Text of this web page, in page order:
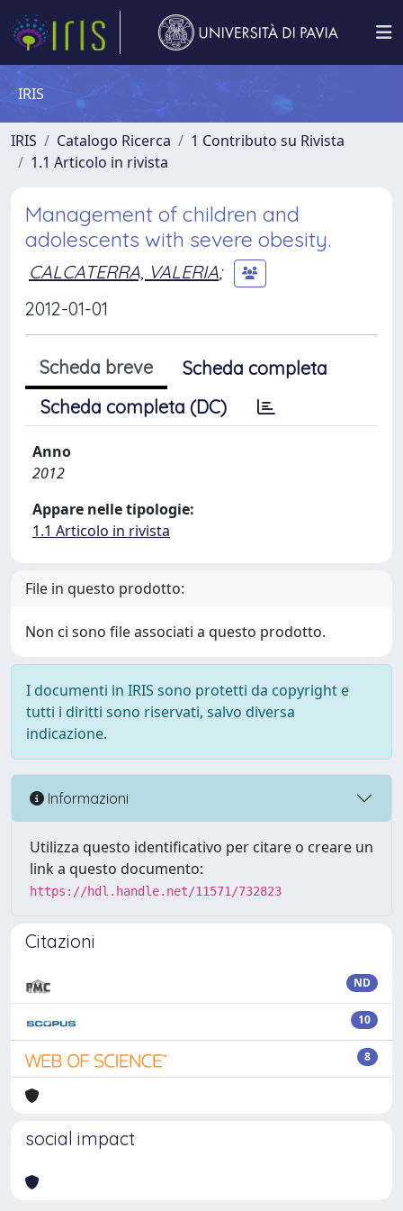
IRIS
IRIS Catalogo Ricerca
1 Contributo su Rivista
1.1 Articolo in rivista
Management of children and
adolescents with severe obesity.
CALCATERRA, VALERIA;
2012-01-01
Scheda breve
Scheda completa
Scheda completa (DC)
Anno
2012
Appare nelle tipologie:
1.1 Articolo in rivista
File in questo prodotto:
Non ci sono file associati a questo prodotto.
I documenti in IRIS sono protetti da copyright e
tutti i diritti sono riservati, salvo diversa
indicazione.
Informazioni
Utilizza questo identificativo per citare o creare un
link a questo documento:
https://hdl.handle.net/11571/732823
Citazioni
ND
10
8
social impact